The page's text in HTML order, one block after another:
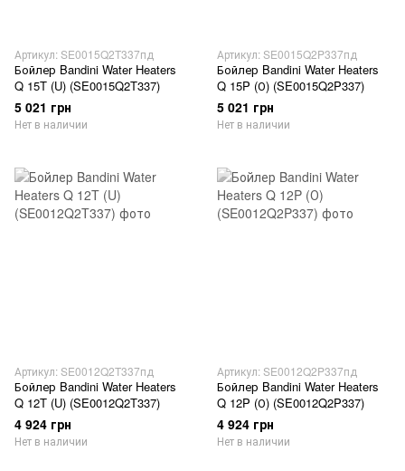
Артикул: SE0015Q2T337пд
Бойлер Bandini Water Heaters
Q 15T (U) (SE0015Q2T337)
5 021 грн
Нет в наличии
Артикул: SE0015Q2P337пд
Бойлер Bandini Water Heaters
Q 15P (О) (SE0015Q2P337)
5 021 грн
Нет в наличии
Артикул: SE0012Q2T337пд
Бойлер Bandini Water Heaters
Q 12T (U) (SE0012Q2T337)
4 924 грн
Нет в наличии
Артикул: SE0012Q2P337пд
Бойлер Bandini Water Heaters
Q 12P (О) (SE0012Q2P337)
4 924 грн
Нет в наличии